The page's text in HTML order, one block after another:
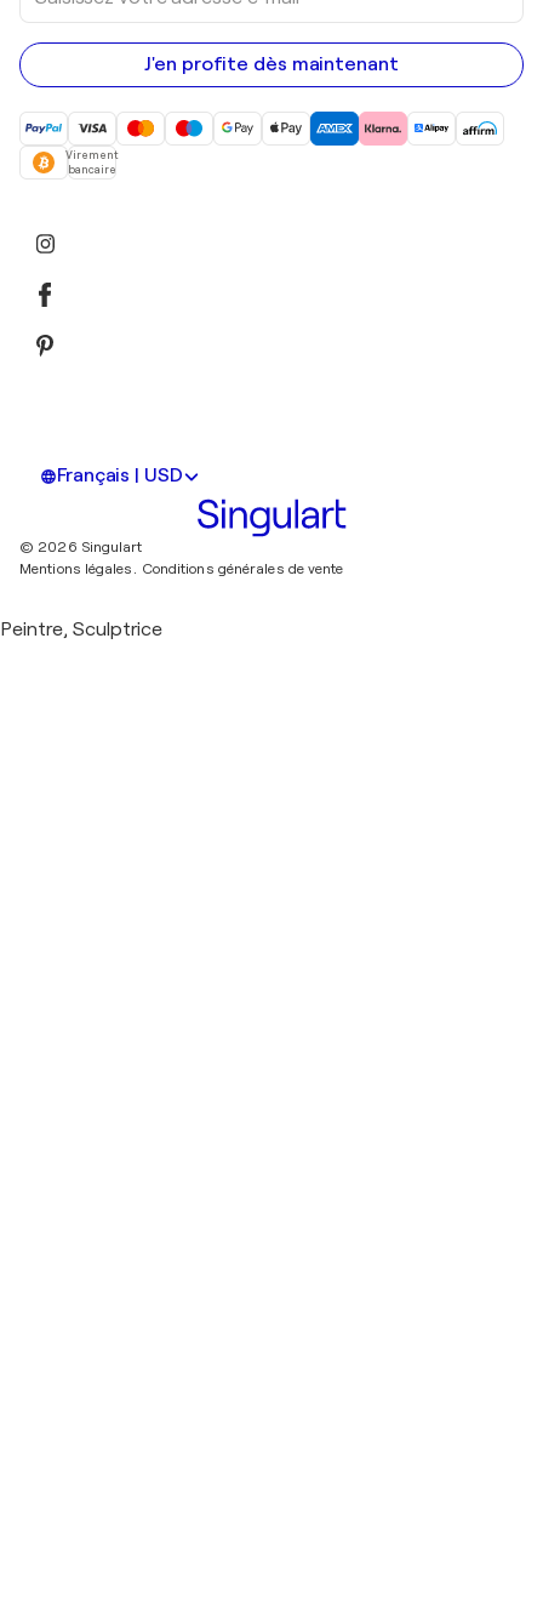
adresse
e-
mail
J'en profite dès maintenant
Virement
bancaire
Français | USD
© 2026 Singulart
Mentions légales. Conditions générales de vente
Peintre, Sculptrice